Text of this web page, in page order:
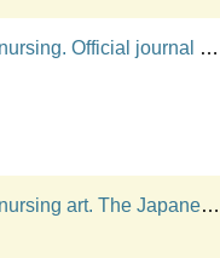
Association. かんご. 日本看護協会機関誌
journal of nursing technics